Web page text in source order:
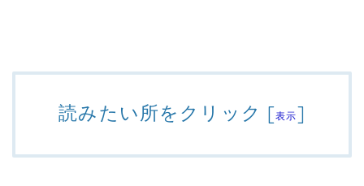
読みたい所をクリック [表示]